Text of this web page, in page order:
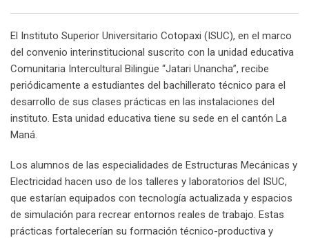
El Instituto Superior Universitario Cotopaxi (ISUC), en el marco
del convenio interinstitucional suscrito con la unidad educativa
Comunitaria Intercultural Bilingüe “Jatari Unancha”, recibe
periódicamente a estudiantes del bachillerato técnico para el
desarrollo de sus clases prácticas en las instalaciones del
instituto. Esta unidad educativa tiene su sede en el cantón La
Maná.
Los alumnos de las especialidades de Estructuras Mecánicas y
Electricidad hacen uso de los talleres y laboratorios del ISUC,
que estarían equipados con tecnología actualizada y espacios
de simulación para recrear entornos reales de trabajo. Estas
prácticas fortalecerían su formación técnico-productiva y